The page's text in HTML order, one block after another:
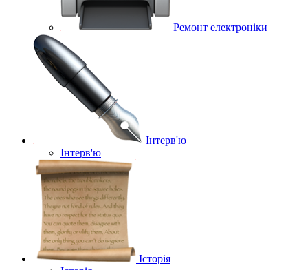
Ремонт електроніки
Інтерв'ю
Інтерв'ю
Історія